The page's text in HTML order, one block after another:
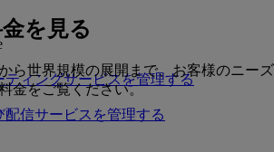
ティングサービスを管理する
信サービスを管理する
を見る
ら世界規模の展開まで、お客様のニーズ
金をご覧ください。